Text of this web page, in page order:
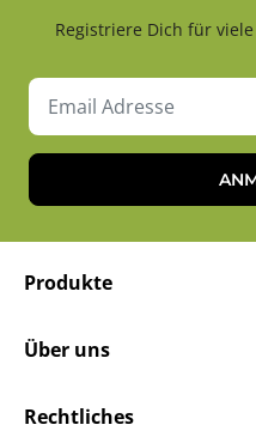
Registriere Dich für
Produkte
Über uns
Rechtliches